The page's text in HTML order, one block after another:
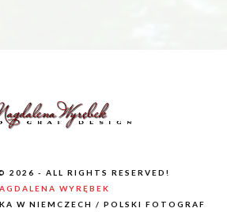
2026 - ALL RIGHTS RESERVED!
WYRĘBEK
W NIEMCZECH / POLSKI FOTOGRAF